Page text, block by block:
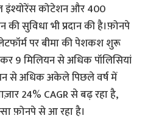
इंश्योरेंस कोटेशन और 400
सुविधा भी प्रदान की है।फ़ोनपे
पर बीमा की पेशकश शुरू
9 मिलियन से अधिक पॉलिसियां
से अधिक अकेले पिछले वर्ष में
24% CAGR से बढ़ रहा है,
फ़ोनपे से आ रहा है।